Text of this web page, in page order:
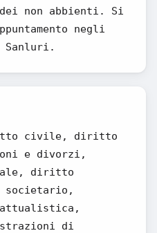
non abbienti. Si
negli
civile, diritto
e divorzi,
diritto
societario,
di